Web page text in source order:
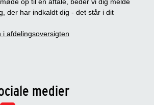
der har indkaldt dig - det står i dit
i afdelingsoversigten
medier